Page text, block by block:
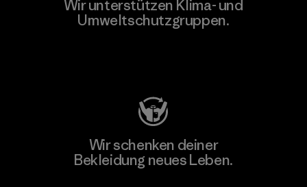
Wir unterstützen Klima- und
Umweltschutzgruppen.
Wir schenken deiner
Bekleidung neues Leben.